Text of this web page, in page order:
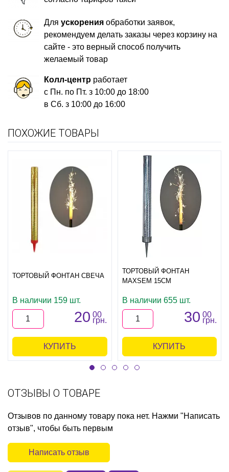
Дляускорения обработки заявок,
рекомендуем делать заказы через корзину на
сайте - это верный способ получить
желаемый товар
Колл-центр работает
с Пн. по Пт. з 10:00 до 18:00
в Сб. з 10:00 до 16:00
ПОХОЖИЕ ТОВАРЫ
ТОРТОВЫЙ ФОНТАН СВЕЧА
В наличии 159 шт.
20 00
грн.
КУПИТЬ
ТОРТОВЫЙ ФОНТАН
MAXSEM 15СМ
В наличии 655 шт.
30 00
грн.
КУПИТЬ
ОТЗЫВЫ О ТОВАРЕ
Отзывов по данному товару пока нет. Нажми "Написать
отзыв", чтобы быть первым
Написать отзыв